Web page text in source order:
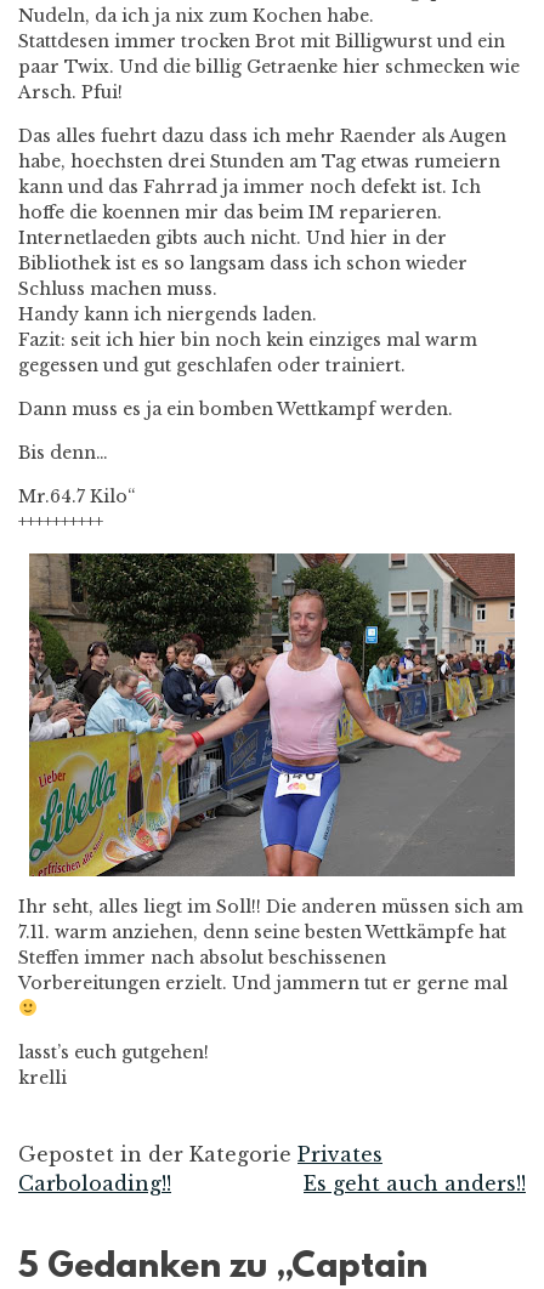
Nudeln, da ich ja nix zum Kochen habe.
Stattdesen immer trocken Brot mit Billigwurst und ein
paar Twix. Und die billig Getraenke hier schmecken wie
Arsch. Pfui!
Das alles fuehrt dazu dass ich mehr Raender als Augen
habe, hoechsten drei Stunden am Tag etwas rumeiern
kann und das Fahrrad ja immer noch defekt ist. Ich
hoffe die koennen mir das beim IM reparieren.
Internetlaeden gibts auch nicht. Und hier in der
Bibliothek ist es so langsam dass ich schon wieder
Schluss machen muss.
Handy kann ich niergends laden.
Fazit: seit ich hier bin noch kein einziges mal warm
gegessen und gut geschlafen oder trainiert.
Dann muss es ja ein bomben Wettkampf werden.
Bis denn…
Mr.64.7 Kilo“
++++++++++
Ihr seht, alles liegt im Soll!! Die anderen müssen sich am
7.11. warm anziehen, denn seine besten Wettkämpfe hat
Steffen immer nach absolut beschissenen
Vorbereitungen erzielt. Und jammern tut er gerne mal
lasst’s euch gutgehen!
krelli
Gepostet in der Kategorie Privates
Navigation
Carboloading!! Es geht auch anders!!
5 Gedanken zu „Captain